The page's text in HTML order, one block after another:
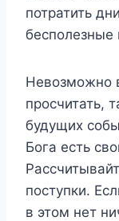
потратить
бесполезные
Невозможно
просчитать,
будущих
Бога есть
поступки.
в этом нет